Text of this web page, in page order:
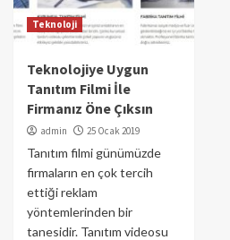
Teknoloji
Teknolojiye Uygun
Tanıtım Filmi İle
Firmanız Öne Çıksın
admin 25 Ocak 2019
Tanıtım filmi günümüzde
firmaların en çok tercih
ettiği reklam
yöntemlerinden bir
tanesidir. Tanıtım videosu